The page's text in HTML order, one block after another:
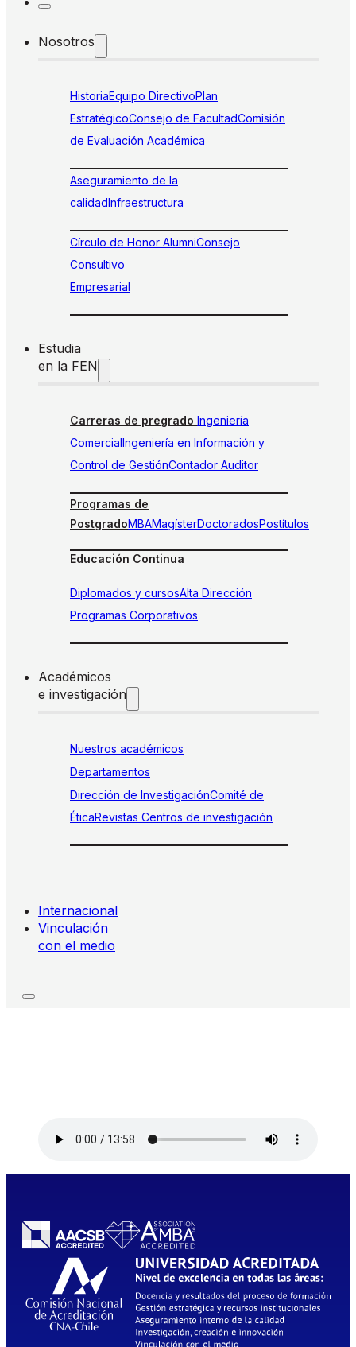
Nosotros
HistoriaEquipo DirectivoPlan
EstratégicoConsejo de FacultadComisión
de Evaluación Académica
Aseguramiento de la
calidadInfraestructura
Círculo de Honor AlumniConsejo
Consultivo
Empresarial
Estudia
en la FEN
Carreras de pregrado Ingeniería
ComercialIngeniería en Información y
Control de GestiónContador Auditor
Programas de
PostgradoMBAMagísterDoctoradosPostítulos
Educación Continua
Diplomados y cursosAlta Dirección
Programas Corporativos
Académicos
e investigación
Nuestros académicos
Departamentos
Dirección de InvestigaciónComité de
ÉticaRevistas Centros de investigación
Internacional
Vinculación
con el medio